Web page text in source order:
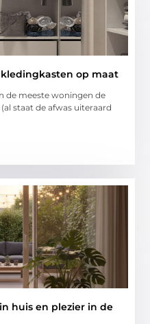
op maat
de meeste woningen de
staat de afwas uiteraard
huis en plezier in de